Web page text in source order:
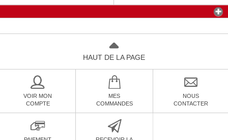
HAUT DE LA PAGE
VOIR MON
COMPTE
MES
COMMANDES
NOUS
CONTACTER